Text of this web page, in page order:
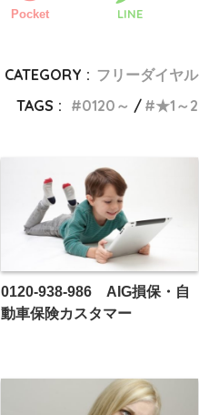
Pocket LINE
CATEGORY : フリーダイヤル
TAGS :
0120～ ★1～2
0120-938-986 AIG損保・自
動車保険カスタマー